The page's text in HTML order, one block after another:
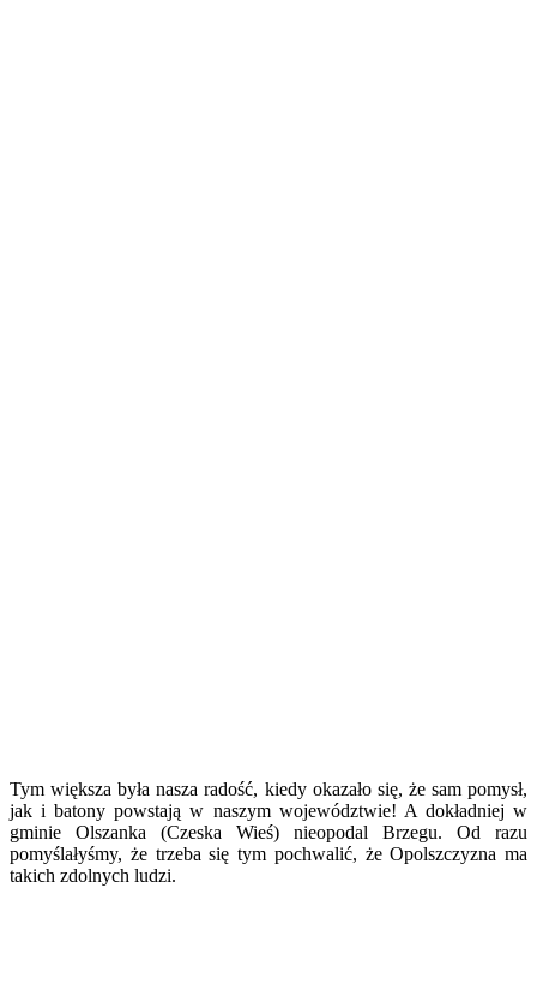
Tym większa była nasza radość, kiedy okazało się, że sam pomysł,
jak i batony powstają w naszym województwie! A dokładniej w
gminie Olszanka (Czeska Wieś) nieopodal Brzegu. Od razu
pomyślałyśmy, że trzeba się tym pochwalić, że Opolszczyzna ma
takich zdolnych ludzi.